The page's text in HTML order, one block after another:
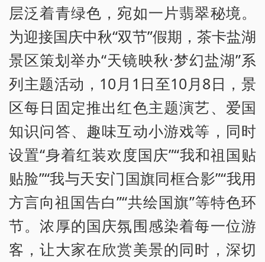
层泛着青绿色，宛如一片翡翠秘境。
为迎接国庆中秋“双节”假期，茶卡盐湖
景区策划举办“天镜映秋·梦幻盐湖”系
列主题活动，10月1日至10月8日，景
区每日固定推出红色主题演艺、爱国
知识问答、趣味互动小游戏等，同时
设置“身着红装欢度国庆”“我和祖国贴
贴脸”“我与天安门国旗同框合影”“我用
方言向祖国告白”“共绘国旗”等特色环
节。浓厚的国庆氛围感染着每一位游
客，让大家在欣赏美景的同时，深切